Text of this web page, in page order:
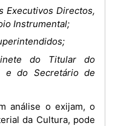
Executivos Directos,
Instrumental;
do Titular do
e do Secretário de
da Cultura, pode